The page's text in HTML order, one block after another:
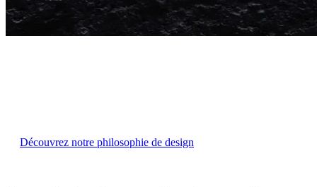
Découvrez notre philosophie de design